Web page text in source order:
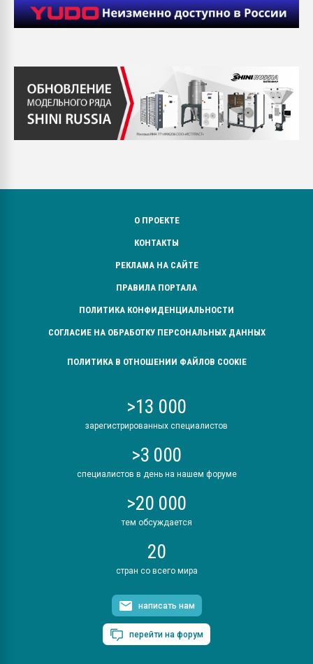
О ПРОЕКТЕ
КОНТАКТЫ
РЕКЛАМА НА САЙТЕ
ПРАВИЛА ПОРТАЛА
ПОЛИТИКА КОНФИДЕНЦИАЛЬНОСТИ
СОГЛАСИЕ НА ОБРАБОТКУ ПЕРСОНАЛЬНЫХ ДАННЫХ
ПОЛИТИКА В ОТНОШЕНИИ ФАЙЛОВ COOKIE
>13 000
зарегистрированных специалистов
>3 000
специалистов в день на нашем форуме
>20 000
тем обсуждается
20
стран со всего мира
написать нам
перейти на форум